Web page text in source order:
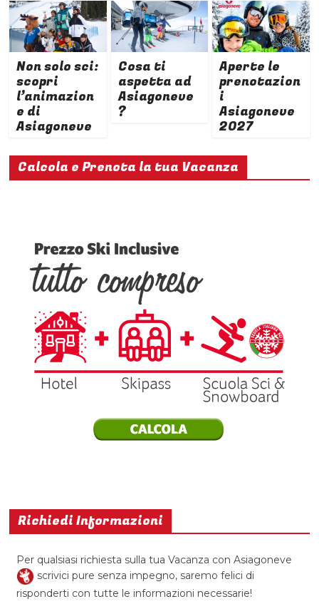
Non solo sci:
scopri
l’animazion
e di
Asiagoneve
Cosa ti
aspetta ad
Asiagoneve
?
Aperte le
prenotazion
i
Asiagoneve
2027
Calcola e Prenota la tua Vacanza
Richiedi Informazioni
Per qualsiasi richiesta sulla tua Vacanza con Asiagoneve
scrivici pure senza impegno, saremo felici di
risponderti con tutte le informazioni necessarie!